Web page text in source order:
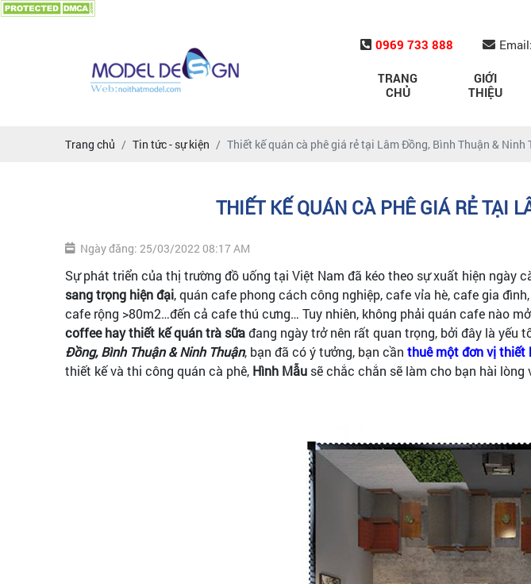
0969 733 888
TRANG
CHỦ
GIỚI
THIỆU
Trang chủ Tin tức - sự kiện Thiết kế quán cà phê giá rẻ tại Lâm Đồng, Bình Thuận & Ninh
THIẾT KẾ QUÁN CÀ PHÊ GIÁ RẺ TẠI
Ngày đăng: 25/03/2022 08:17 AM
Sự phát triển của thị trường đồ uống tại Việt Nam đã kéo theo sự xuất hiện
sang trọng hiện đại, quán cafe phong cách công nghiệp, cafe vỉa hè, cafe gia đình,
cafe rộng >80m2…đến cả cafe thú cưng… Tuy nhiên, không phải quán cafe nào
coffee hay thiết kế quán trà sữađang ngày trở nên rất quan trọng, bởi đây là
Đồng, Bình Thuận & Ninh Thuận, bạn đã có ý tưởng, bạn cần thuê một đơn vị thiết
thiết kế và thi công quán cà phê, Hình Mẫu sẽ chắc chắn sẽ làm cho bạn hài lòng